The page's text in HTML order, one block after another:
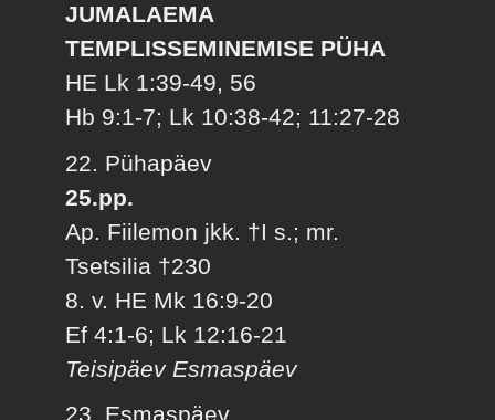
JUMALAEMA
TEMPLISSEMINEMISE PÜHA
HE Lk 1:39-49, 56
Hb 9:1-7; Lk 10:38-42; 11:27-28
22. Pühapäev
25.pp.
Ap. Fiilemon jkk. †I s.; mr.
Tsetsilia †230
8. v. HE Mk 16:9-20
Ef 4:1-6; Lk 12:16-21
Teisipäev Esmaspäev
23. Esmaspäev